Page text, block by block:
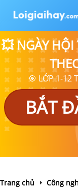
💥 NGÀY
🎯 LỚP 1-12
BẮT
Trang chủ
Công